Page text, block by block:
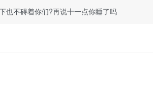
也不碍着你们?再说十一点你睡了吗